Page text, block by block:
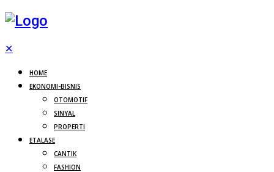
✕
HOME
EKONOMI-BISNIS
OTOMOTIF
SINYAL
PROPERTI
ETALASE
CANTIK
FASHION